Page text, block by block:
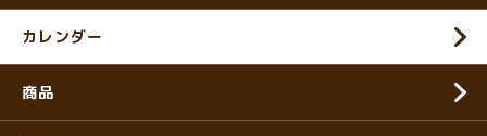
カレンダー
商品